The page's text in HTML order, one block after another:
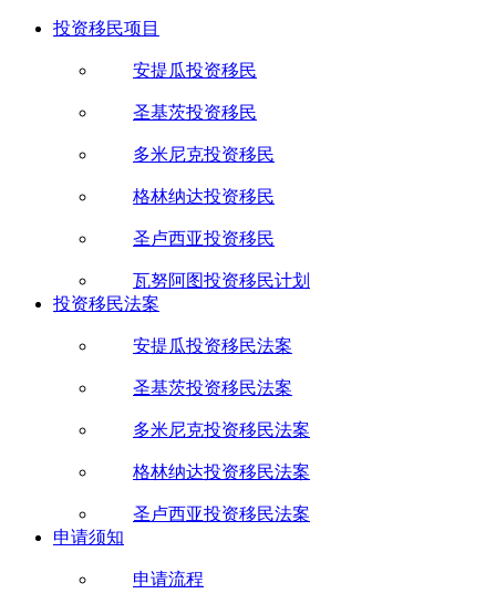
投资移民项目
安提瓜投资移民
圣基茨投资移民
多米尼克投资移民
格林纳达投资移民
圣卢西亚投资移民
瓦努阿图投资移民计划
投资移民法案
安提瓜投资移民法案
圣基茨投资移民法案
多米尼克投资移民法案
格林纳达投资移民法案
圣卢西亚投资移民法案
申请须知
申请流程